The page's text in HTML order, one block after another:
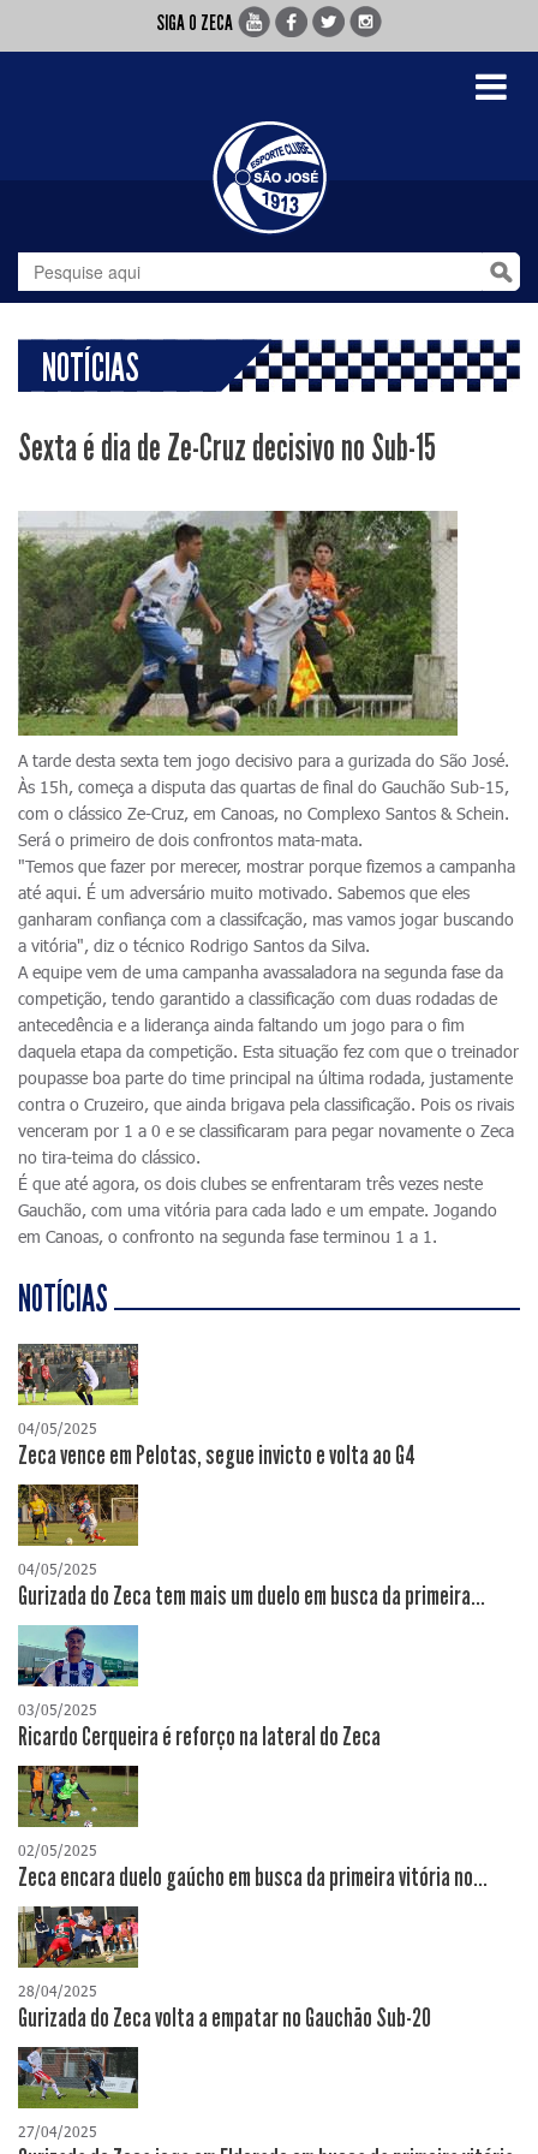
SIGA O ZECA
Toggle
NOTÍCIAS
Sexta é dia de Ze-Cruz decisivo no Sub-15
A tarde desta sexta tem jogo decisivo para a gurizada do São José.
Às 15h, começa a disputa das quartas de final do Gauchão Sub-15,
com o clássico Ze-Cruz, em Canoas, no Complexo Santos & Schein.
Será o primeiro de dois confrontos mata-mata.
"Temos que fazer por merecer, mostrar porque fizemos a campanha
até aqui. É um adversário muito motivado. Sabemos que eles
ganharam confiança com a classifcação, mas vamos jogar buscando
a vitória", diz o técnico Rodrigo Santos da Silva.
A equipe vem de uma campanha avassaladora na segunda fase da
competição, tendo garantido a classificação com duas rodadas de
antecedência e a liderança ainda faltando um jogo para o fim
daquela etapa da competição. Esta situação fez com que o treinador
poupasse boa parte do time principal na última rodada, justamente
contra o Cruzeiro, que ainda brigava pela classificação. Pois os rivais
venceram por 1 a 0 e se classificaram para pegar novamente o Zeca
no tira-teima do clássico.
É que até agora, os dois clubes se enfrentaram três vezes neste
Gauchão, com uma vitória para cada lado e um empate. Jogando
em Canoas, o confronto na segunda fase terminou 1 a 1.
NOTÍCIAS
04/05/2025
Zeca vence em Pelotas, segue invicto e volta ao G4
04/05/2025
Gurizada do Zeca tem mais um duelo em busca da primeira...
03/05/2025
Ricardo Cerqueira é reforço na lateral do Zeca
02/05/2025
Zeca encara duelo gaúcho em busca da primeira vitória no...
28/04/2025
Gurizada do Zeca volta a empatar no Gauchão Sub-20
27/04/2025